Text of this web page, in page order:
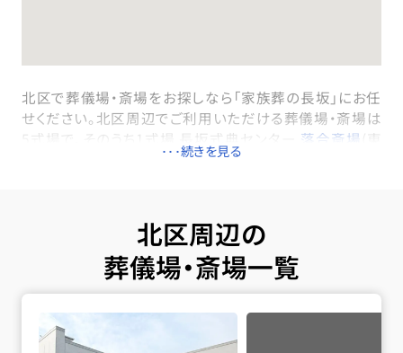
北区で葬儀場・斎場をお探しなら「家族葬の長坂」にお任
せください。北区周辺でご利用いただける葬儀場・斎場は
5式場で、そのうち1式場 長坂式典センター 落合斎場
(東
西線「落合駅」より徒歩5分)は一日一組貸切でご利用い
葬は民営の落合斎場などを利用します。火葬料金は通常
90,000円（最上等）でご利用いただけます。ただし、区民
葬儀制度の加盟店である家族葬の長坂なら、59,600円
（非課税）の特別料金で行うことができます。病院や施設
たはご自宅へご搬送いたします。24時間365日、深夜早朝
でも対応できる体制が整っておりますので安心してご連
北区周辺の
葬儀場・斎場一覧